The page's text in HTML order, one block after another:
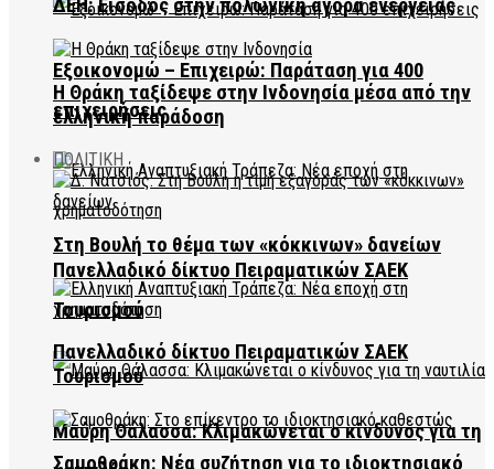
Εξοικονομώ – Επιχειρώ: Παράταση για 400
επιχειρήσεις
Πανελλαδικό δίκτυο Πειραματικών ΣΑΕΚ
Τουρισμού
Μαύρη Θάλασσα: Κλιμακώνεται ο κίνδυνος για τη
ΔΕΗ: Είσοδος στην πολωνική αγορά ενέργειας
Η Θράκη ταξίδεψε στην Ινδονησία μέσα από την
ελληνική παράδοση
ΠΟΛΙΤΙΚΗ
Στη Βουλή το θέμα των «κόκκινων» δανείων
Πανελλαδικό δίκτυο Πειραματικών ΣΑΕΚ
Τουρισμού
Σαμοθράκη: Νέα συζήτηση για το ιδιοκτησιακό